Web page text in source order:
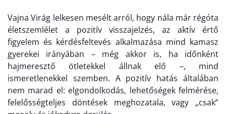
VajnaVirág lelkesen mesélt arról, hogy nála már régóta
életszemlélet a pozitív visszajelzés, az aktív értő
figyelem és kérdésfeltevés alkalmazása mind kamasz
gyerekei irányában – még akkor is, ha időnként
hajmeresztő ötletekkel állnak elő –, mind
ismeretlenekkel szemben. A pozitív hatás általában
nem marad el: elgondolkodás, lehetőségek felmérése,
felelősségteljes döntésekmeghozatala, vagy „csak”